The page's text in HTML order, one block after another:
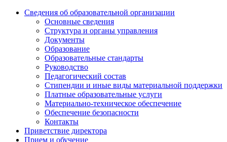
Сведения об образовательной организации
Основные сведения
Структура и органы управления
Документы
Образование
Образовательные стандарты
Руководство
Педагогический состав
Стипендии и иные виды материальной поддержки
Платные образовательные услуги
Материально-техническое обеспечение
Обеспечение безопасности
Контакты
Приветствие директора
Прием и обучение